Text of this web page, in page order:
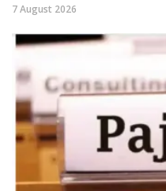
7 August 2026